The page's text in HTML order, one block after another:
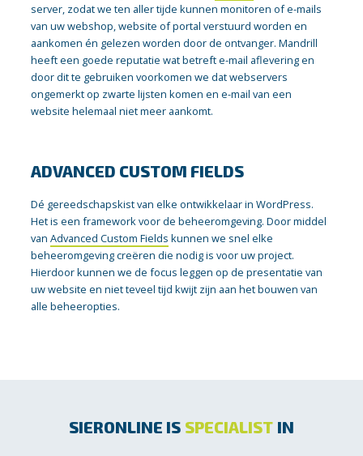
server, zodat we ten aller tijde kunnen monitoren of e-mails
van uw webshop, website of portal verstuurd worden en
aankomen én gelezen worden door de ontvanger. Mandrill
heeft een goede reputatie wat betreft e-mail aflevering en
door dit te gebruiken voorkomen we dat webservers
ongemerkt op zwarte lijsten komen en e-mail van een
website helemaal niet meer aankomt.
ADVANCED CUSTOM FIELDS
Dé gereedschapskist van elke ontwikkelaar in WordPress.
Het is een framework voor de beheeromgeving. Door middel
vanAdvanced Custom Fields kunnen we snel elke
beheeromgeving creëren die nodig is voor uw project.
Hierdoor kunnen we de focus leggen op de presentatie van
uw website en niet teveel tijd kwijt zijn aan het bouwen van
alle beheeropties.
SIERONLINE IS SPECIALIST IN